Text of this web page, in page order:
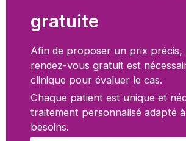
gratuite
Afin de proposer un prix précis,
rendez-vous gratuit est
clinique pour évaluer le cas.
Chaque patient est unique et
traitement personnalisé adapté
besoins.